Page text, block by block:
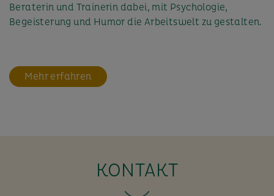
Beraterin und Trainerin dabei, mit Psychologie,
Begeisterung und Humor die Arbeitswelt zu gestalten.
Mehr erfahren
KONTAKT